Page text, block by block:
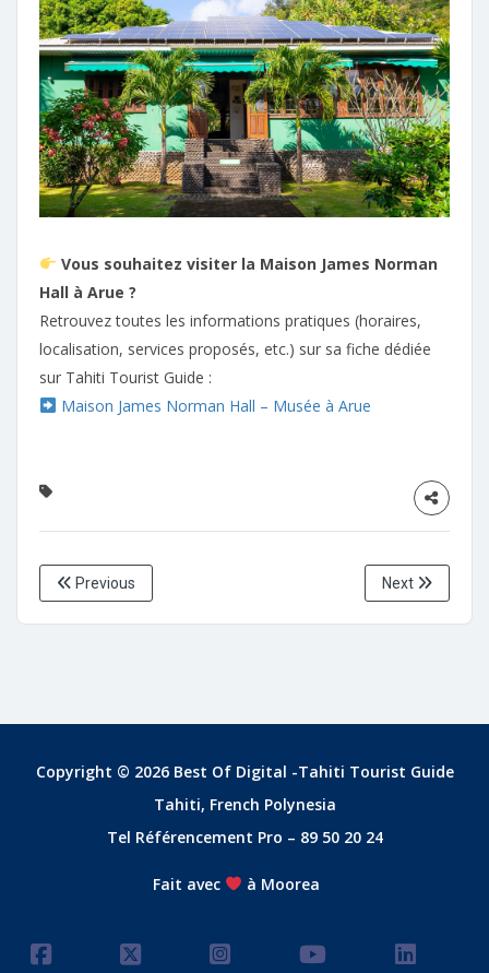
Vous souhaitez visiter la Maison James Norman
Hall à Arue ?
Retrouvez toutes les informations pratiques (horaires,
localisation, services proposés, etc.) sur sa fiche dédiée
sur Tahiti Tourist Guide :
Maison James Norman Hall – Musée à Arue
Previous Next
Copyright © 2026 Best Of Digital -Tahiti Tourist Guide
Tahiti, French Polynesia
Tel Référencement Pro – 89 50 20 24
Fait avec à Moorea